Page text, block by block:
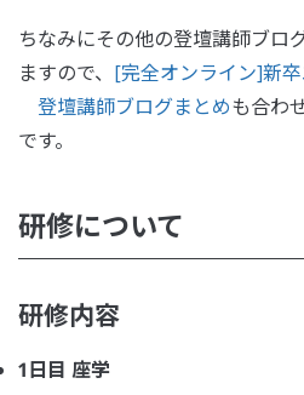
ちなみにその他の登壇講師ブロ
ますので、 [完全オンライン]新
登壇講師ブログまとめも合わ
です。
研修について
研修内容
1日目 座学